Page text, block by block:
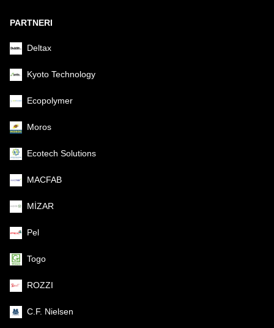
PARTNERI
Deltax
Kyoto Technology
Ecopolymer
Moros
Ecotech Solutions
MACFAB
MİZAR
Pel
Togo
ROZZI
C.F. Nielsen